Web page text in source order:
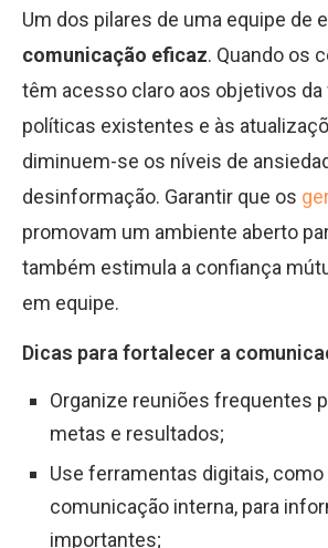
Um dos pilares de uma equipe de
comunicação eficaz. Quando os
têm acesso claro aos objetivos da
políticas existentes e às
diminuem-se os níveis de
desinformação. Garantir que os
promovam um ambiente aberto
também estimula a confiança
em equipe.
Dicas para fortalecer a
Organize reuniões frequentes
metas e resultados;
Use ferramentas digitais,
comunicação interna, para
importantes;